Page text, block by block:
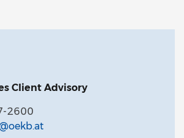
Client Advisory
2600